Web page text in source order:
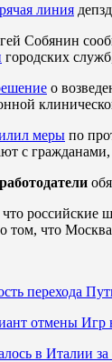
линия
Собянин
городских
о
меры по
с
что российские
о том, что Москва
перехода
отмены Игр
в Италии